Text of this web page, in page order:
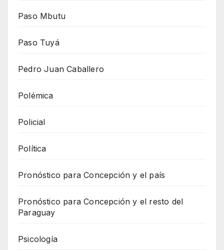
Paso Mbutu
Paso Tuyá
Pedro Juan Caballero
Polémica
Policial
Política
Pronóstico para Concepción y el país
Pronóstico para Concepción y el resto del
Paraguay
Psicología